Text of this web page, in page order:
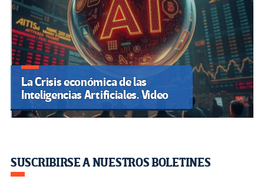
La Crisis económica de las
Inteligencias Artificiales. Video
SUSCRIBIRSE A NUESTROS BOLETINES